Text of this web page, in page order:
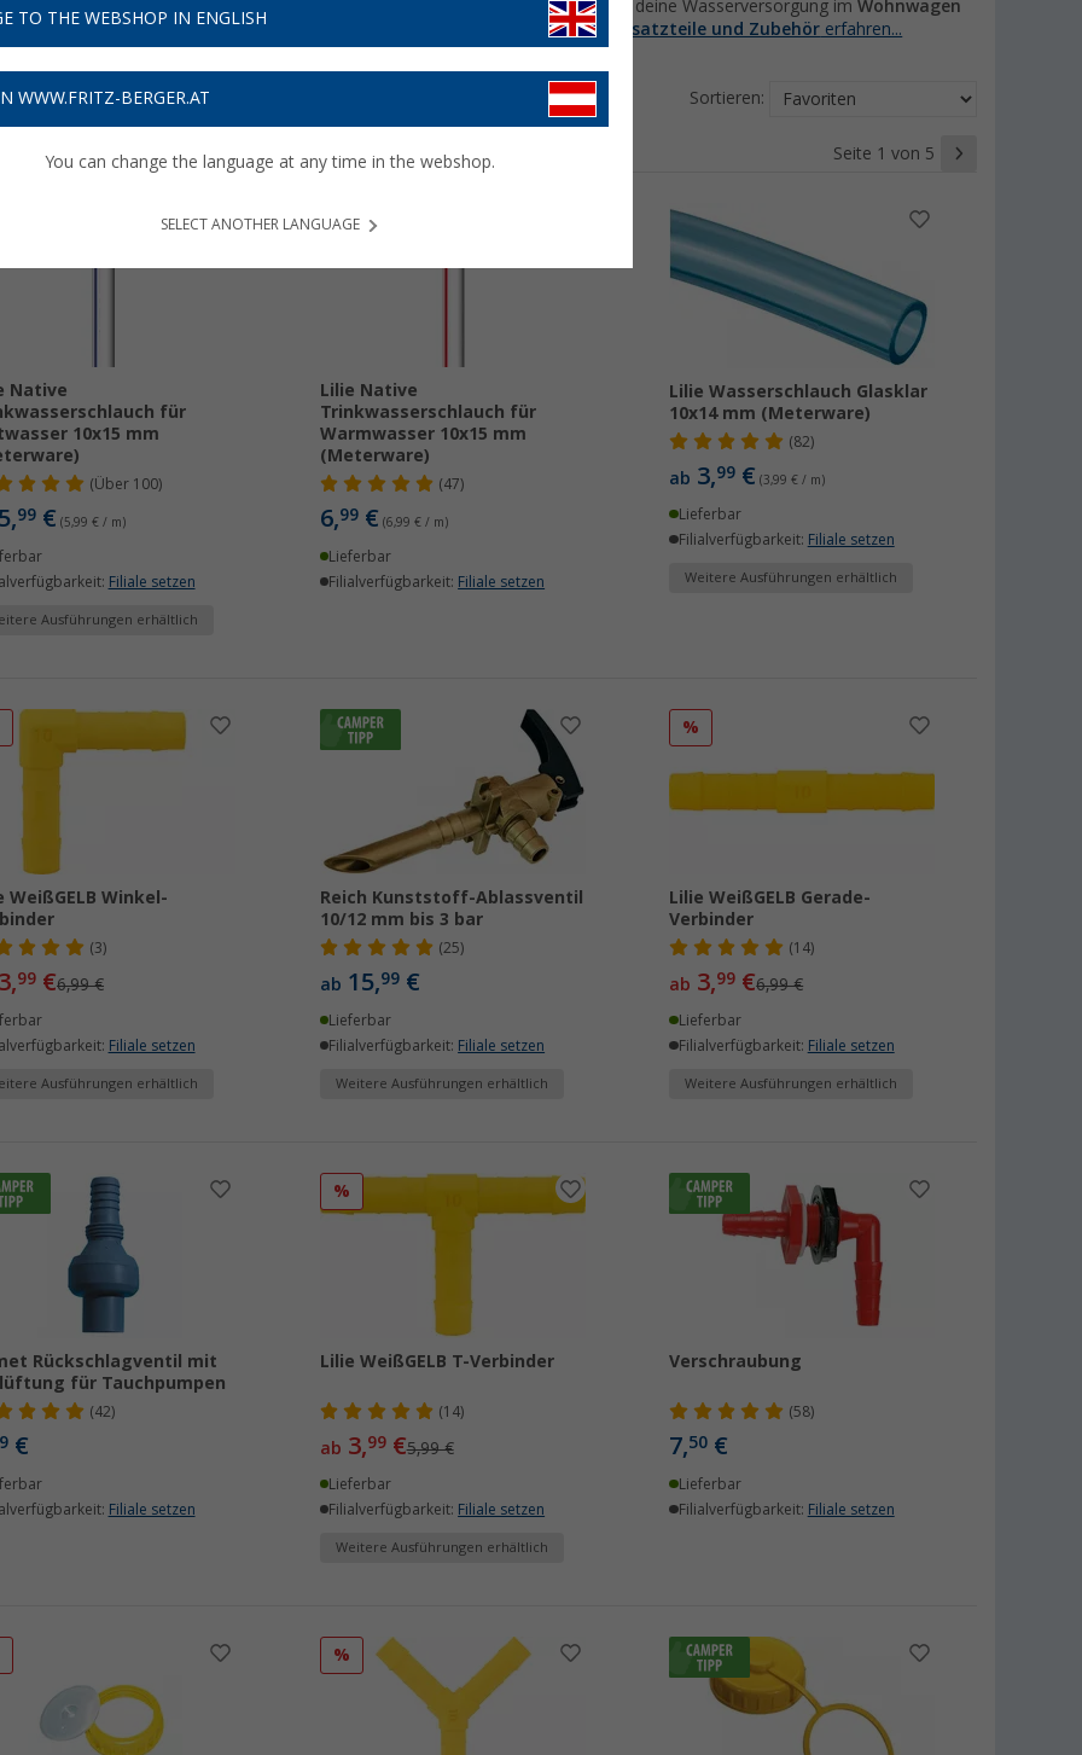
Hier findest du einige nützliche Tipps und Produkte, die dir dabei helfen, deine Wasserversorgung imWohnwagen
zu optimieren.Jetzt mehr über unsere Kategorie Wasserversorgung Ersatzteile und Zubehör erfahren...
Sortieren:
Seite 1 von 5
Native
für
10x15 mm
(Über100)
5,99 € (5,99 € / m)
Filiale setzen
Ausführungen erhältlich
Lilie Native
Trinkwasserschlauch für
Warmwasser 10x15 mm
(Meterware)
(47)
6,99€ (6,99 € / m)
Lieferbar
Filialverfügbarkeit: Filiale setzen
Lilie Wasserschlauch Glasklar
10x14 mm (Meterware)
(82)
ab 3,99 € (3,99 € / m)
Lieferbar
Filialverfügbarkeit: Filiale setzen
Weitere Ausführungen erhältlich
WeißGELB Winkel-
(3)
3,99 €6,99 €
Filiale setzen
Ausführungen erhältlich
Reich Kunststoff-Ablassventil
10/12 mm bis 3 bar
(25)
ab 15,99€
Lieferbar
Filialverfügbarkeit: Filiale setzen
Weitere Ausführungen erhältlich
%
Lilie WeißGELB Gerade-
Verbinder
(14)
ab 3,99 €6,99 €
Lieferbar
Filialverfügbarkeit: Filiale setzen
Weitere Ausführungen erhältlich
Rückschlagventil mit
für Tauchpumpen
(42)
€
Filiale setzen
%
Lilie WeißGELB T-Verbinder
(14)
ab 3,99€5,99 €
Lieferbar
Filialverfügbarkeit: Filiale setzen
Weitere Ausführungen erhältlich
Verschraubung
(58)
7,50 €
Lieferbar
Filialverfügbarkeit: Filiale setzen
%
TO THE WEBSHOP IN ENGLISH
WWW.FRITZ-BERGER.AT
You can change the language at any time in the webshop.
SELECT ANOTHER LANGUAGE